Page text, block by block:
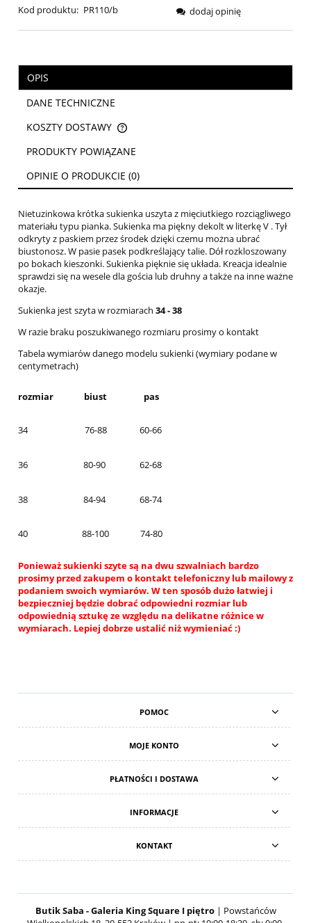
Kod produktu: PR110/b
dodaj opinię
OPIS
DANE TECHNICZNE
KOSZTY DOSTAWY
CENA NIE ZAWIERA EWENTUALNYCH KOSZTÓW PŁATNOŚCI
PRODUKTY POWIĄZANE
OPINIE O PRODUKCIE (0)
Nietuzinkowa krótka sukienka uszyta z mięciutkiego rozciągliwego
materiału typu pianka. Sukienka ma piękny dekolt w literkę V . Tył
odkryty z paskiem przez środek dzięki czemu można ubrać
biustonosz. W pasie pasek podkreślający talie. Dół rozkloszowany
po bokach kieszonki. Sukienka pięknie się układa. Kreacja idealnie
sprawdzi się na wesele dla gościa lub druhny a także na inne ważne
okazje.
Sukienka jest szyta w rozmiarach 34 - 38
W razie braku poszukiwanego rozmiaru prosimy o kontakt
Tabela wymiarów danego modelu sukienki (wymiary podane w
centymetrach)
rozmiar biust pas
34 76-88 60-66
36 80-90 62-68
38 84-94 68-74
40 88-100 74-80
Ponieważ sukienki szyte są na dwu szwalniach bardzo
prosimy przed zakupem o kontakt telefoniczny lub mailowy z
podaniem swoich wymiarów. W ten sposób dużo łatwiej i
bezpieczniej będzie dobrać odpowiedni rozmiar lub
odpowiednią sztukę ze względu na delikatne różnice w
wymiarach. Lepiej dobrze ustalić niż wymieniać :)
POMOC
MOJE KONTO
PŁATNOŚCI I DOSTAWA
INFORMACJE
KONTAKT
Butik Saba - Galeria King Square I piętro| Powstańców